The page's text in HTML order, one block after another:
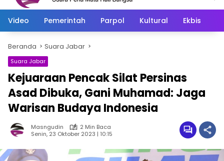
Video Pemerintah Parpol Kultural Ekbis
Beranda Suara Jabar
Suara Jabar
Kejuaraan Pencak Silat Persinas
Asad Dibuka, Gani Muhamad: Jaga
Warisan Budaya Indonesia
Masngudin
2 Min Baca
Senin, 23 Oktober 2023 | 10:15